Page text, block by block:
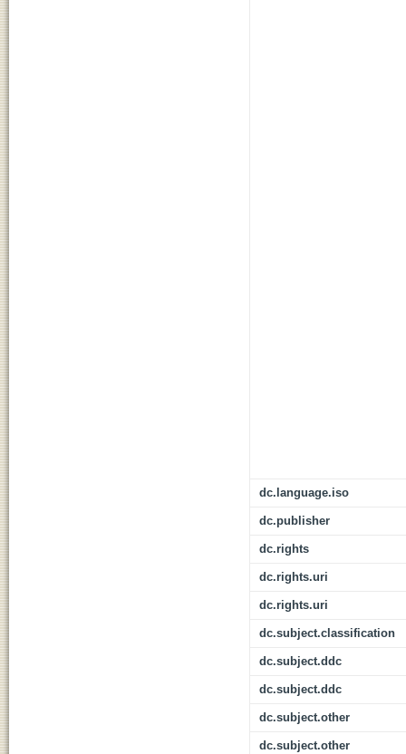
dc.language.iso
dc.publisher
dc.rights
dc.rights.uri
dc.rights.uri
dc.subject.classification
dc.subject.ddc
dc.subject.ddc
dc.subject.other
dc.subject.other